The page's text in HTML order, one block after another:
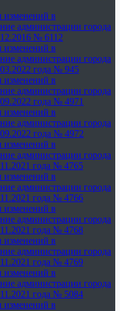
изменений в
администрации города
№ 6112
изменений в
администрации города
года № 945
изменений в
администрации города
года № 4971
изменений в
администрации города
года № 4972
изменений в
администрации города
года № 4765
изменений в
администрации города
года № 4766
изменений в
администрации города
года № 4768
изменений в
администрации города
года № 4769
изменений в
администрации города
года № 5084
изменений в